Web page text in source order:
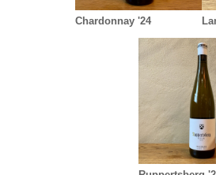
Chardonnay '24